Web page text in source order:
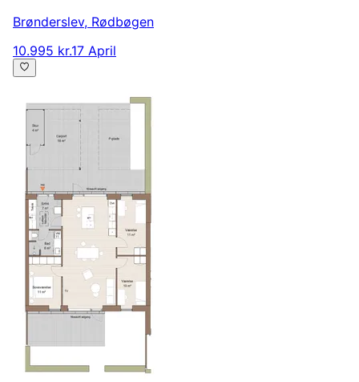
Brønderslev, Rødbøgen
10.995 kr.17 April